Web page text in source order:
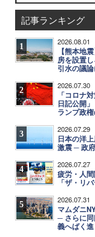
記事ランキング
1 2026.08.01
【熊本地
房を設置
引水の議
2 2026.07.30
「コロナ
日記公開
ランプ政
3 2026.07.29
日本の洋
激震 ─ 政
4 2026.07.27
疲労・人
「ザ・リ
5 2026.07.31
マムダニ
─ さらに
義へばく進